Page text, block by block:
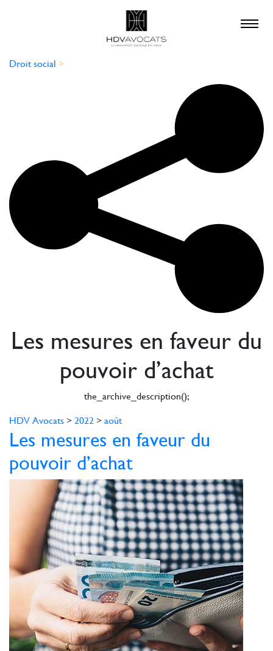
×
QUE RECHERCHEZ-
Droit social >
Les mesures en faveur du
pouvoir d’achat
the_archive_description();
HDV Avocats > 2022 > août
Les mesures en faveur du
pouvoir d’achat